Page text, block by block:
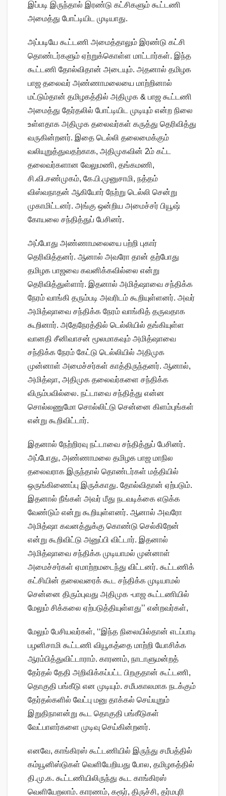
இப்படி இருந்தால் இரண்டு கட்சிகளும் கூட்டணி
அமைத்து போட்டியிட முடியாது.
அப்படியே கூட்டணி அமைத்தாலும் இரண்டு கட்சி
தொண்டர்களும் ஏற்றுக்கொள்ள மாட்டார்கள். இந்த
கூட்டணி தோல்விதான் அடையும். அதனால் தமிழக
பாஜ தலைவர் அண்ணாமலையை மாற்றினால்
மட்டும்தான் தமிழகத்தில் அதிமுக & பாஜ கூட்டணி
அமைத்து தேர்தலில் போட்டியிட முடியும் என்ற நிலை
உள்ளதாக அதிமுக தலைவர்கள் கருத்து தெரிவித்து
வருகின்றனர். இதை டெல்லி தலைமைக்கும்
வலியுறுத்துவதற்காக, அதிமுகவின் 2ம் கட்ட
தலைவர்களான வேலுமணி, தங்கமணி,
சி.வி.சண்முகம், கே.பி.முனுசாமி, நத்தம்
விஸ்வநாதன் ஆகியோர் நேற்று டெல்லி சென்று
முகாமிட்டனர். அங்கு ஒன்றிய அமைச்சர் பியூஷ்
கோயலை சந்தித்துப் பேசினர்.
அப்போது அண்ணாமலையை பற்றி புகார்
தெரிவித்தனர். ஆனால் அவரோ தான் தற்போது
தமிழக பாஜவை கவனிக்கவில்லை என்று
தெரிவித்துள்ளார். இதனால் அமித்ஷாவை சந்திக்க
நேரம் வாங்கி தரும்படி அவரிடம் கூறியுள்ளனர். அவர்
அமித்ஷாவை சந்திக்க நேரம் வாங்கித் தருவதாக
கூறினார். அதேநேரத்தில் டெல்லியில் தங்கியுள்ள
வானதி சீனிவாசன் மூலமாகவும் அமித்ஷாவை
சந்திக்க நேரம் கேட்டு டெல்லியில் அதிமுக
முன்னாள் அமைச்சர்கள் காத்திருந்தனர். ஆனால்,
அமித்ஷா, அதிமுக தலைவர்களை சந்திக்க
விரும்பவில்லை. நட்டாவை சந்தித்து என்ன
சொல்லணுமோ சொல்லிட்டு சென்னை கிளம்புங்கள்
என்று கூறிவிட்டார்.
இதனால் நேற்றிரவு நட்டாவை சந்தித்துப் பேசினர்.
அப்போது, அண்ணாமலை தமிழக பாஜ மாநில
தலைவராக இருந்தால் தொண்டர்கள் மத்தியில்
ஒருங்கிணைப்பு இருக்காது. தோல்விதான் ஏற்படும்.
இதனால் நீங்கள் அவர் மீது நடவடிக்கை எடுக்க
வேண்டும் என்று கூறியுள்ளனர். ஆனால் அவரோ
அமித்ஷா கவனத்துக்கு கொண்டு செல்கிறேன்
என்று கூறிவிட்டு அனுப்பி விட்டார். இதனால்
அமித்ஷாவை சந்திக்க முடியாமல் முன்னாள்
அமைச்சர்கள் ஏமாற்றமடைந்து விட்டனர். கூட்டணிக்
கட்சியின் தலைவரைக் கூட சந்திக்க முடியாமல்
சென்னை திரும்புவது அதிமுக -பாஜ கூட்டணியில்
மேலும் சிக்கலை ஏற்படுத்தியுள்ளது’’ என்றவர்கள்,
மேலும் பேசியவர்கள், ‘‘இந்த நிலையில்தான் எடப்பாடி
பழனிசாமி கூட்டணி வியூகத்தை மாற்றி யோசிக்க
ஆரம்பித்துவிட்டாராம். காரணம், நாடாளுமன்றத்
தேர்தல் தேதி அறிவிக்கப்பட்ட பிறகுதான் கூட்டணி,
தொகுதி பங்கீடு என முடியும். சமீபகாலமாக நடக்கும்
தேர்தல்களில் வேட்பு மனு தாக்கல் செய்யுறும்
இறுதிநாளன்று கூட தொகுதி பங்கீடுகள்
வேட்பாளர்களை முடிவு செய்கின்றனர்.
எனவே, காங்கிரஸ் கூட்டணியில் இருந்து சமீபத்தில்
கம்யூனிஸ்டுகள் வெளியேறியது போல, தமிழகத்தில்
தி.மு.க. கூட்டணியிலிருந்து கூட காங்கிரஸ்
வெளியேறலாம். காரணம், கரூர், திருச்சி, தர்மபுரி